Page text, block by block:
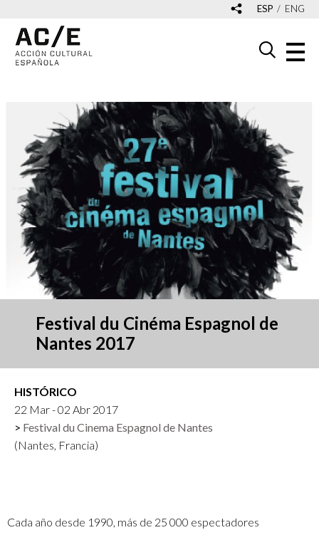
ESP ENG
Festival du Cinéma Espagnol de
Nantes 2017
HISTÓRICO
22 Mar - 02 Abr 2017
Festival du Cinema Espagnol de Nantes
(Nantes, Francia)
Cada año desde 1990, más de 25 000 espectadores